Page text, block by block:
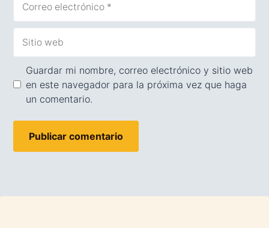
electrónico
web
Guardar mi nombre, correo electrónico y sitio web
en este navegador para la próxima vez que haga
un comentario.